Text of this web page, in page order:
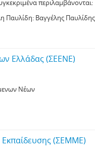
περιλαμβάνονται:
Παυλίδη: Βαγγέλης
Ελλάδας (ΣΕΕΝΕ)
Νέων
(ΣΕΜΜΕ)